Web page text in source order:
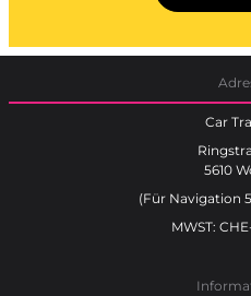
Car
5610
(Für Navigation
MWST: